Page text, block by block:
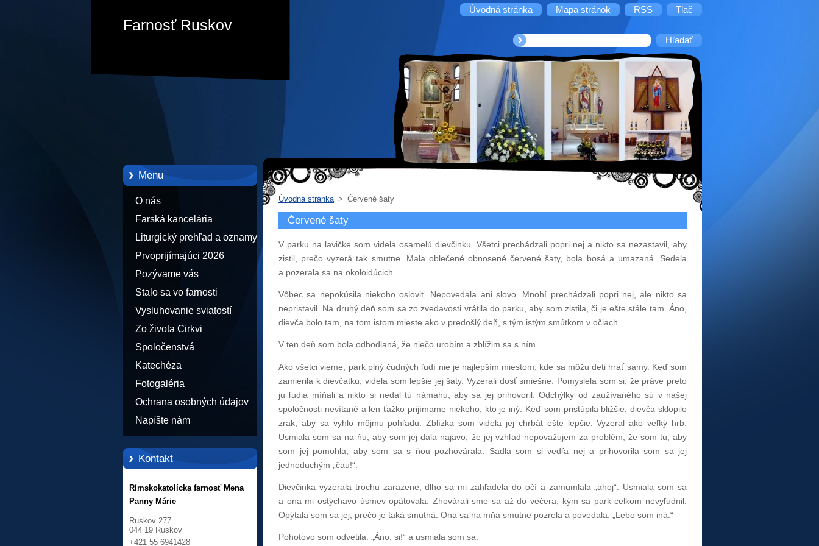
Úvodná stránka Mapa stránok RSS Tlač
Farnosť Ruskov
Menu
O nás
Farská kancelária
Liturgický prehľad a oznamy
Prvoprijímajúci 2026
Pozývame vás
Stalo sa vo farnosti
Vysluhovanie sviatostí
Zo života Cirkvi
Spoločenstvá
Katechéza
Fotogaléria
Ochrana osobných údajov
Napíšte nám
Kontakt
Rímskokatolícka farnosť Mena
Panny Márie
Ruskov 277
044 19 Ruskov
+421 55 6941428
Úvodná stránka > Červené šaty
Červené šaty
V parku na lavičke som videla osamelú dievčinku. Všetci prechádzali popri nej a nikto sa nezastavil, aby
zistil, prečo vyzerá tak smutne. Mala oblečené obnosené červené šaty, bola bosá a umazaná. Sedela
a pozerala sa na okoloidúcich.
Vôbec sa nepokúsila niekoho osloviť. Nepovedala ani slovo. Mnohí prechádzali popri nej, ale nikto sa
nepristavil. Na druhý deň som sa zo zvedavosti vrátila do parku, aby som zistila, či je ešte stále tam. Áno,
dievča bolo tam, na tom istom mieste ako v predošlý deň, s tým istým smútkom v očiach.
V ten deň som bola odhodlaná, že niečo urobím a zblížim sa s ním.
Ako všetci vieme, park plný čudných ľudí nie je najlepším miestom, kde sa môžu deti hrať samy. Keď som
zamierila k dievčatku, videla som lepšie jej šaty. Vyzerali dosť smiešne. Pomyslela som si, že práve preto
ju ľudia míňali a nikto si nedal tú námahu, aby sa jej prihovoril. Odchýlky od zaužívaného sú v našej
spoločnosti nevítané a len ťažko prijímame niekoho, kto je iný. Keď som pristúpila bližšie, dievča sklopilo
zrak, aby sa vyhlo môjmu pohľadu. Zblízka som videla jej chrbát ešte lepšie. Vyzeral ako veľký hrb.
Usmiala som sa na ňu, aby som jej dala najavo, že jej vzhľad nepovažujem za problém, že som tu, aby
som jej pomohla, aby som sa s ňou pozhovárala. Sadla som si vedľa nej a prihovorila som sa jej
jednoduchým „čau!“.
Dievčinka vyzerala trochu zarazene, dlho sa mi zahľadela do očí a zamumlala „ahoj“. Usmiala som sa
a ona mi ostýchavo úsmev opätovala. Zhovárali sme sa až do večera, kým sa park celkom nevyľudnil.
Opýtala som sa jej, prečo je taká smutná. Ona sa na mňa smutne pozrela a povedala: „Lebo som iná.“
Pohotovo som odvetila: „Áno, si!“ a usmiala som sa.